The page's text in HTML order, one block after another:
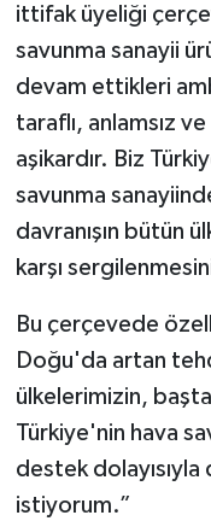
ittifak üyeliği
savunma sanayii
devam ettikleri
taraflı, anlamsız
aşikardır. Biz
savunma
davranışın bütün
karşı
Bu çerçevede
Doğu'da artan
ülkelerimizin,
Türkiye'nin hava
destek
istiyorum.”